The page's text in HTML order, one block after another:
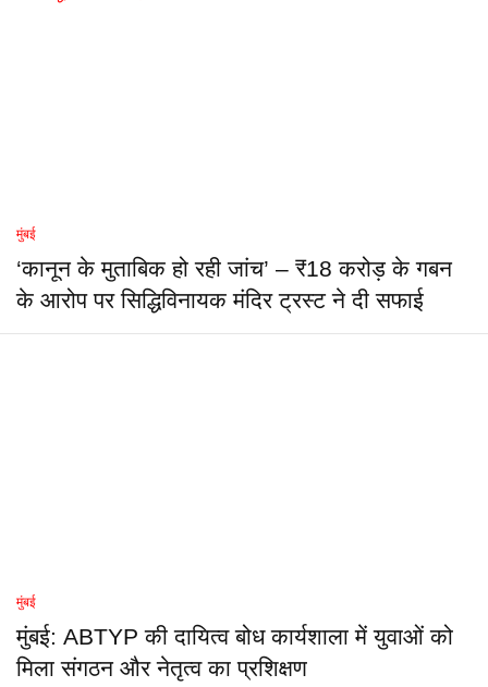
मुंबई
‘कानून के मुताबिक हो रही जांच’ – ₹18 करोड़ के गबन
के आरोप पर सिद्धिविनायक मंदिर ट्रस्ट ने दी सफाई
मुंबई
मुंबई: ABTYP की दायित्व बोध कार्यशाला में युवाओं को
मिला संगठन और नेतृत्व का प्रशिक्षण